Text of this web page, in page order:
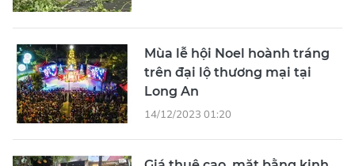
Mùa lễ hội Noel hoành tráng
trên đại lộ thương mại tại
Long An
14/12/2023 01:20